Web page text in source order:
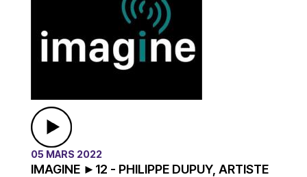
05 MARS 2022
IMAGINE ►12 - PHILIPPE DUPUY, ARTISTE